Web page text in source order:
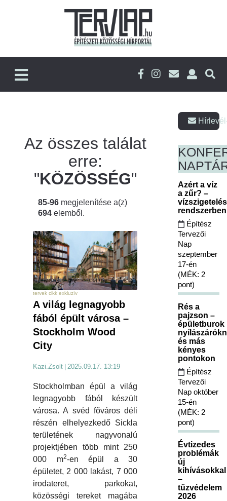
Az összes találat
erre:
"KÖZÖSSÉG"
85-96 megjelenítése a(z)
694 elemből.
tervek cikk exkluzív
A világ legnagyobb
fából épült városa –
Stockholm Wood
City
Kazi.Zsolt | 2025.09.17. 13:19
Stockholmban épül a világ
legnagyobb fából készült
városa. A svéd főváros déli
részén elhelyezkedő Sickla
területének nagyvonalú
projektjében több mint 250
000 m2-en épül a 30
épületet, 2 000 lakást, 7 000
irodateret, parkokat,
közösségi tereket magába
Azért a víz
a zűr? –
Építész
Tervezői
Nap
szeptember
17-én
(MÉK: 2
pont)
Rés a
pajzson –
épületburok
és más
kényes
pontokon
Építész
Tervezői
Nap október
15-én
(MÉK: 2
pont)
Évtizedes
problémák
új
kihívásokkal
–
tűzvédelem
2026